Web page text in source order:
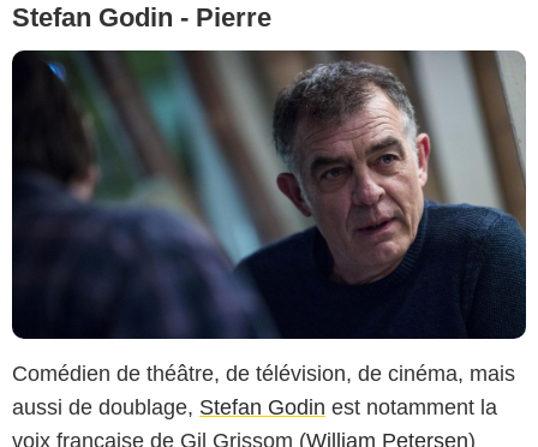
Stefan Godin - Pierre
Comédien de théâtre, de télévision, de cinéma, mais
aussi de doublage, Stefan Godin est notamment la
voix française de Gil Grissom (William Petersen)